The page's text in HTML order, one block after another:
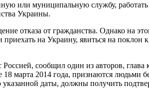
или муниципальную службу, работать
Украины.
отказа от гражданства. Однако на
на Украину, явиться на поклон
сообщил один из авторов, глава
марта 2014 года, признаются людьми
указанной даты, должны получить